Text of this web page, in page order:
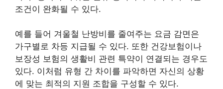
조건이 완화될 수 있다.
예를 들어 겨울철 난방비를 줄여주는 요금 감면은
가구별로 차등 지급될 수 있다. 또한 건강보험이나
보장성 보험의 생활비 관련 특약이 연결되는 경우도
있다. 이처럼 유형 간 차이를 파악하면 자신의 상황
에 맞는 최적의 지원 조합을 구성할 수 있다.